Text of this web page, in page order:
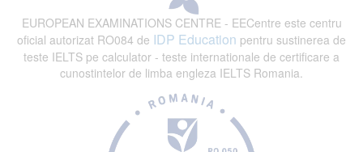
EUROPEAN EXAMINATIONS CENTRE - EECentre este centru
oficial autorizat RO084 de IDP Education pentru sustinerea de
teste IELTS pe calculator - teste internationale de certificare a
cunostintelor de limba engleza IELTS Romania.